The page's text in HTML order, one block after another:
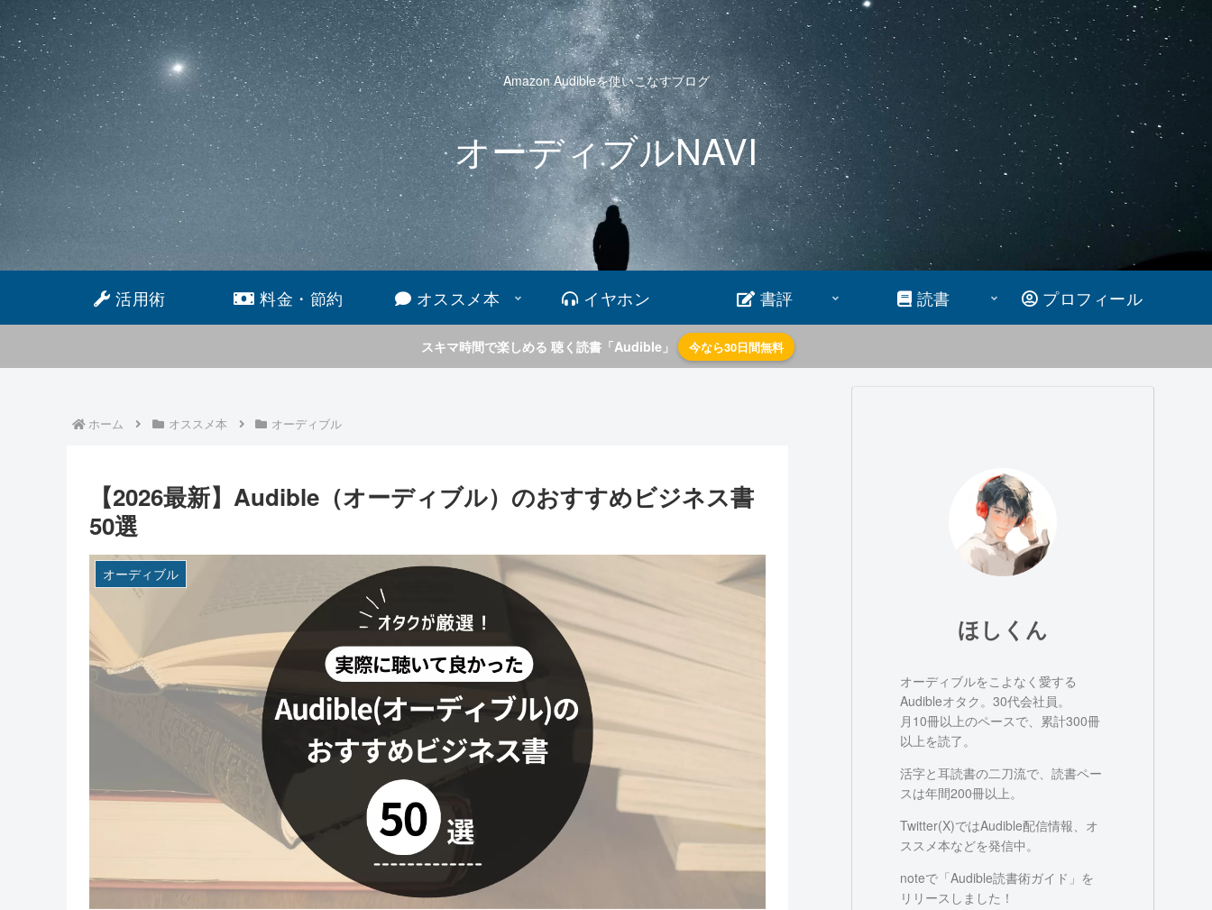
Amazon Audibleを使いこなすブログ
オーディブルNAVI
活用術 料金・節約 オススメ本 イヤホン 書評 読書 プロフィール
スキマ時間で楽しめる 聴く読書「Audible」 今なら30日間無料
ホーム オススメ本 オーディブル
【2026最新】Audible（オーディブル）のおすすめビジネス書
50選
オーディブル
ほしくん
オーディブルをこよなく愛する
Audibleオタク。30代会社員。
月10冊以上のペースで、累計300冊
以上を読了。
活字と耳読書の二刀流で、読書ペー
スは年間200冊以上。
Twitter(X)ではAudible配信情報、オ
ススメ本などを発信中。
noteで「Audible読書術ガイド」を
リリースしました！